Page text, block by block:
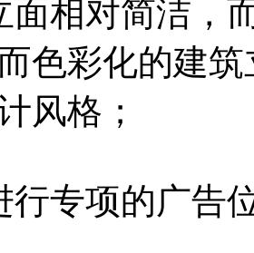
面相对简洁，
色彩化的建
风格；
行专项的广告